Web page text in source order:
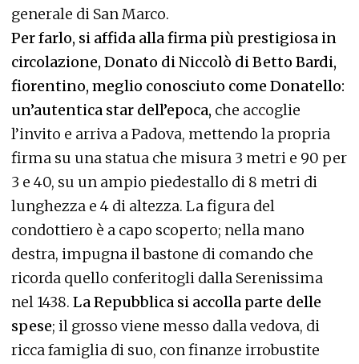
generale di San Marco.
Per farlo, si affida alla firma più prestigiosa in
circolazione, Donato di Niccolò di Betto Bardi,
fiorentino, meglio conosciuto come Donatello:
un’autentica star dell’epoca, che accoglie
l’invito e arriva a Padova, mettendo la propria
firma su una statua che misura 3 metri e 90 per
3 e 40, su un ampio piedestallo di 8 metri di
lunghezza e 4 di altezza. La figura del
condottiero è a capo scoperto; nella mano
destra, impugna il bastone di comando che
ricorda quello conferitogli dalla Serenissima
nel 1438. La Repubblica si accolla parte delle
spese; il grosso viene messo dalla vedova, di
ricca famiglia di suo, con finanze irrobustite